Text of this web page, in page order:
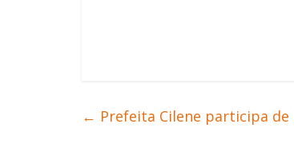
← Prefeita Cilene participa de